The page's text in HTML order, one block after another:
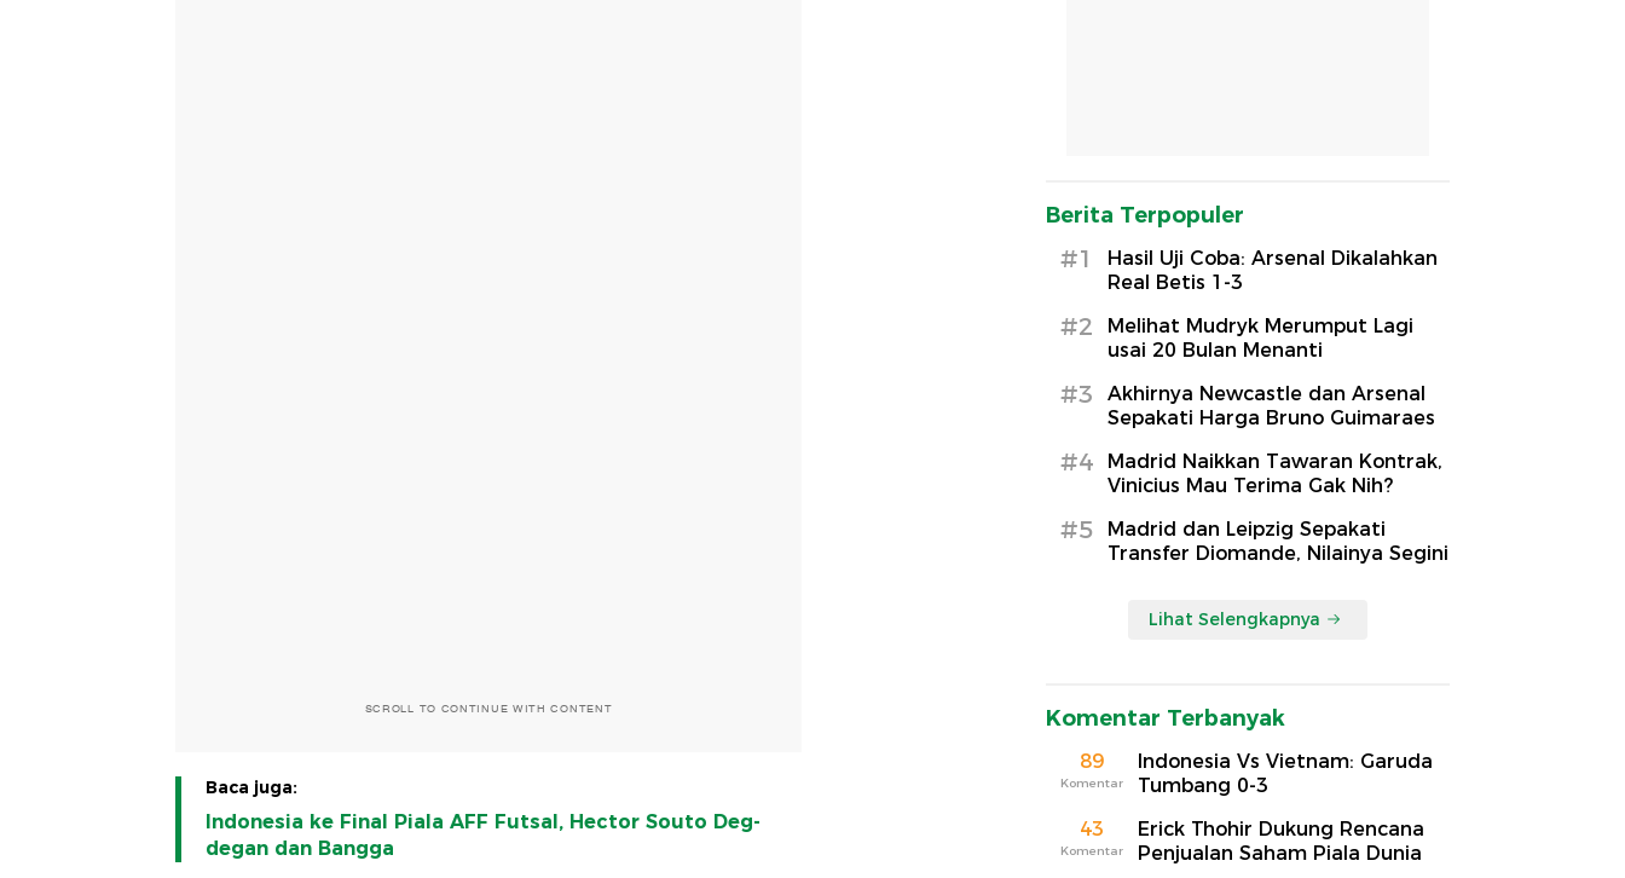
SCROLL TO CONTINUE WITH CONTENT
Baca juga:
Indonesia ke Final Piala AFF Futsal, Hector Souto Deg-
degan dan Bangga
Berita Terpopuler
#1
Hasil Uji Coba: Arsenal Dikalahkan
Real Betis 1-3
#2
Melihat Mudryk Merumput Lagi
usai 20 Bulan Menanti
#3
Akhirnya Newcastle dan Arsenal
Sepakati Harga Bruno Guimaraes
#4
Madrid Naikkan Tawaran Kontrak,
Vinicius Mau Terima Gak Nih?
#5
Madrid dan Leipzig Sepakati
Transfer Diomande, Nilainya Segini
Lihat Selengkapnya
Komentar Terbanyak
89
Komentar
Indonesia Vs Vietnam: Garuda
Tumbang 0-3
43
Komentar
Erick Thohir Dukung Rencana
Penjualan Saham Piala Dunia